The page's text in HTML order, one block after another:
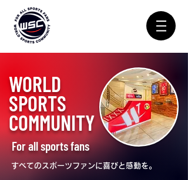
​WORLD
SPORTS
COMMUNITY
For all sports fans
すべてのスポーツファンに喜びと感動を。